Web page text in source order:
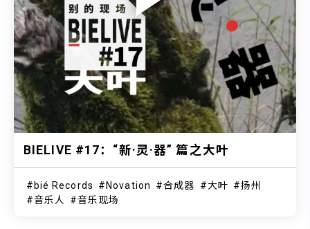
BIELIVE #17：“新·灵·器” 篇之大叶
bié Records Novation 合成器 大叶
扬州
音乐人
音乐现场